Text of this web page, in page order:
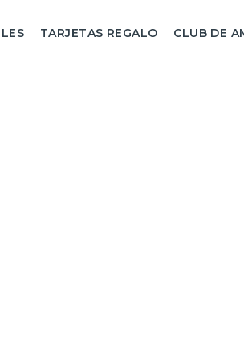
TARJETAS REGALO CLUB DE